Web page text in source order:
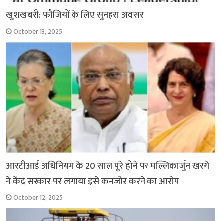
खुशखबरी: फौजियों के लिए सुनहरा अवसर
October 13, 2025
आरटीआई अधिनियम के 20 साल पूरे होने पर मल्लिकार्जुन खरगे
ने केंद्र सरकार पर लगाया इसे कमजोर करने का आरोप
October 12, 2025